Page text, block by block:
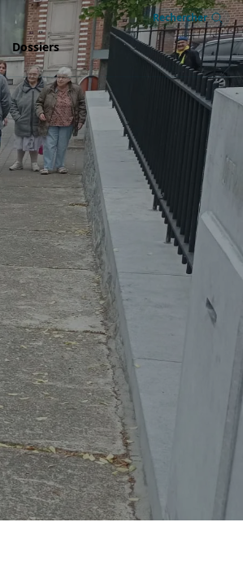
Rechercher
Dossiers